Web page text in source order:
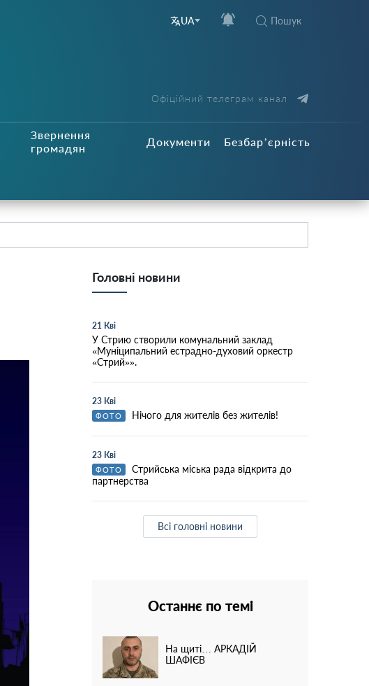
UA Пошук
Офіційний телеграм канал
Звернення
громадян
Документи Безбар’єрність
Головні новини
21 Кві
У Стрию створили комунальний заклад
«Муніципальний естрадно-духовий оркестр
«Стрий»».
23 Кві
ФОТО Нічого для жителів без жителів!
23 Кві
ФОТО
Стрийська міська рада відкрита до
партнерства
Всі головні новини
Останнє по темі
На щиті… АРКАДІЙ
ШАФІЄВ